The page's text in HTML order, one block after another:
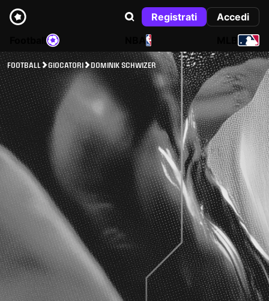
Registrati
Accedi
NBA
FOOTBALL GIOCATORI DOMINIK SCHWIZER